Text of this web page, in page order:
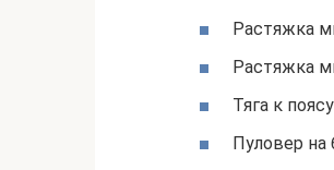
Растяжка
Растяжка
Тяга к
Пуловер на